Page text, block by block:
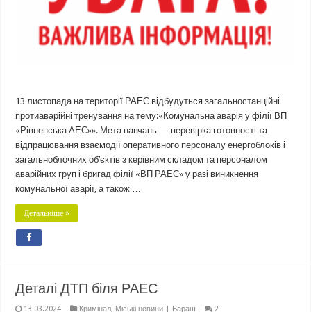
13 листопада на території РАЕС відбудуться загальностанційні
протиаварійні тренування на тему:«Комунальна аварія у філії ВП
«Рівненська АЕС»». Мета навчань — перевірка готовності та
відпрацювання взаємодії оперативного персоналу енергоблоків і
загальноблочних об’єктів з керівним складом та персоналом
аварійних груп і бригад філії «ВП РАЕС» у разі виникнення
комунальної аварії, а також …
Детальніше »
Деталі ДТП біля РАЕС
13.03.2024 Кримінал, Міські новини | Вараш 2